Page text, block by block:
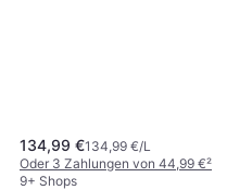
134,99 €134,99 €/L
Oder 3 Zahlungen von 44,99 €²
9+ Shops